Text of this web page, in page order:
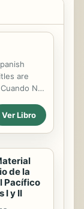
are
No
Atrapado
de Ti
Hubiera
Ver Libro
de la
Pacífico
I y II